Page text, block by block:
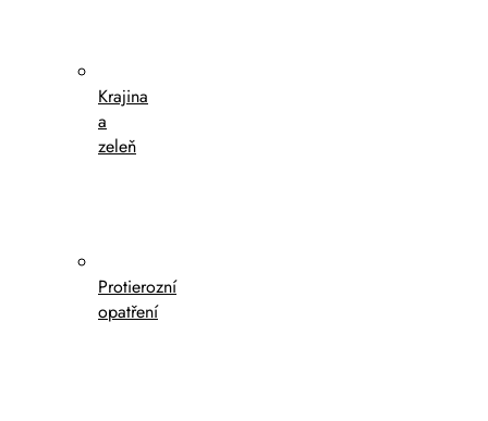
Krajina
a
zeleň
Protierozní
opatření